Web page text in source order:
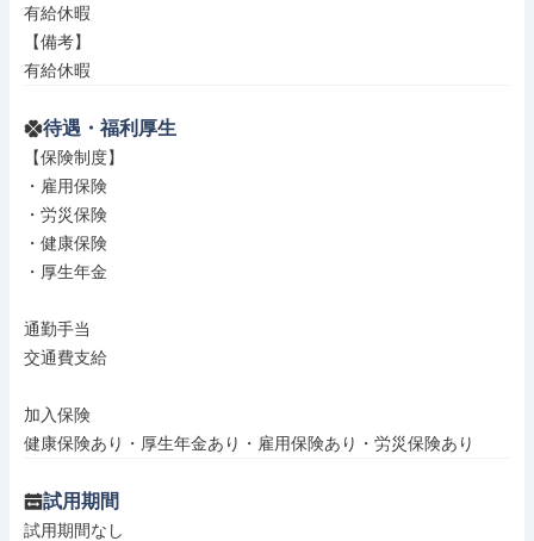
有給休暇
【備考】
有給休暇
待遇・福利厚生
【保険制度】
・雇用保険
・労災保険
・健康保険
・厚生年金
通勤手当
交通費支給
加入保険
健康保険あり・厚生年金あり・雇用保険あり・労災保険あり
試用期間
試用期間なし